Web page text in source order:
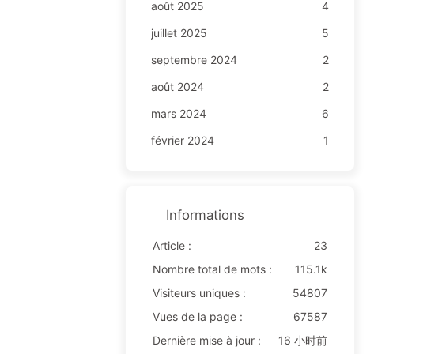
août 2025
4
juillet 2025
5
septembre 2024
2
août 2024
2
mars 2024
6
février 2024
1
Informations
Article :
23
Nombre total de mots :
115.1k
Visiteurs uniques :
54807
Vues de la page :
67587
Dernière mise à jour :
16 小时前